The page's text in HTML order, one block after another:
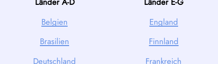
Belgien
Brasilien
Deutschland
England
Finnland
Frankreich